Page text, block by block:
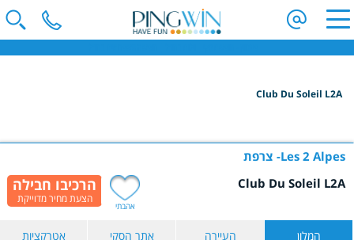
הקלידו שם מדינה ובחרו יעד
בחרו תאריך
2 נוסעים
Club Du Soleil L2A
Les 2 Alpes
Club Du Soleil L2A
צרפת
המלון העיירה אתר הסקי אטרקציות
אהבתי